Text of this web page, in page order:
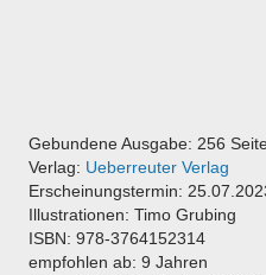
Gebundene Ausgabe: 256
Verlag: Ueberreuter Verlag
Erscheinungstermin:
Illustrationen: Timo Grubing
ISBN: 978-3764152314
empfohlen ab: 9 Jahren